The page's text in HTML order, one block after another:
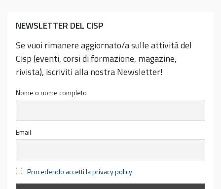
NEWSLETTER DEL CISP
Se vuoi rimanere aggiornato/a sulle attività del
Cisp (eventi, corsi di formazione, magazine,
rivista), iscriviti alla nostra Newsletter!
Nome o nome completo
Email
Procedendo accetti la privacy policy